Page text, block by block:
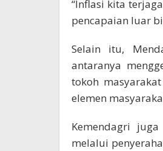
“Inflasi kita
pencapaian luar
Selain itu,
antaranya
tokoh
elemen
Kemendagri
melalui